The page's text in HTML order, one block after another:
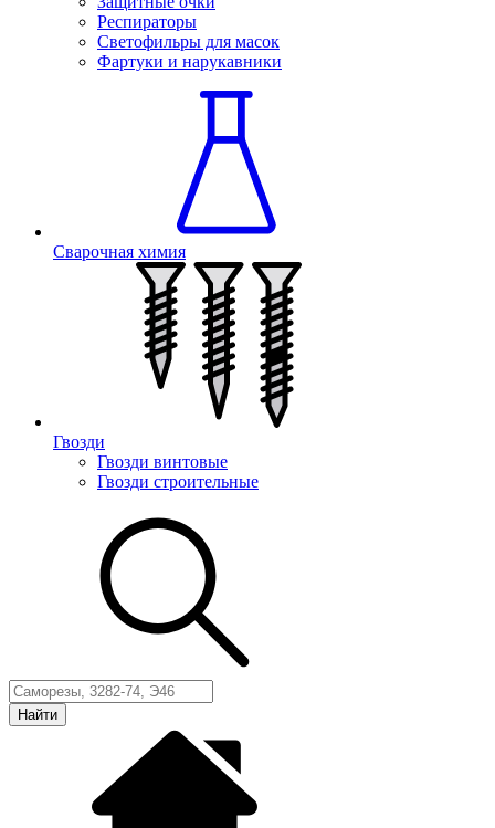
Респираторы
Светофильры для масок
Фартуки и нарукавники
Сварочная химия
Гвозди
Гвозди винтовые
Гвозди строительные
Найти